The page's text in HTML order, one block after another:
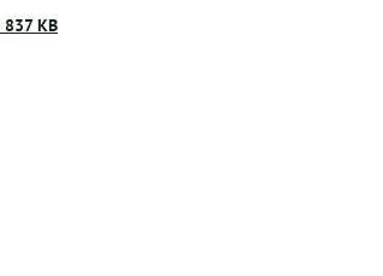
837 KB